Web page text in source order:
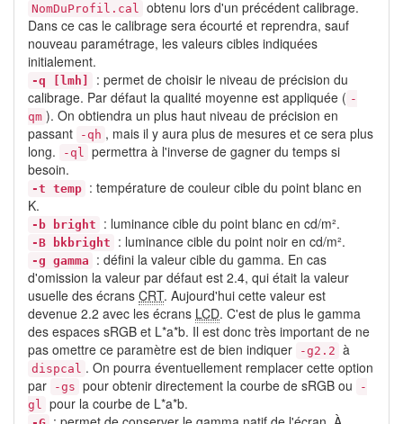
NomDuProfil.cal obtenu lors d'un précédent calibrage.
Dans ce cas le calibrage sera écourté et reprendra, sauf
nouveau paramétrage, les valeurs cibles indiquées
initialement.
-q [lmh]
: permet de choisir le niveau de précision du
calibrage. Par défaut la qualité moyenne est appliquée ( -
qm ). On obtiendra un plus haut niveau de précision en
passant
-qh , mais il y aura plus de mesures et ce sera plus
long.
-ql permettra à l'inverse de gagner du temps si
besoin.
-t temp : température de couleur cible du point blanc en
K.
-b bright : luminance cible du point blanc en cd/m².
-B bkbright : luminance cible du point noir en cd/m².
-g gamma
: défini la valeur cible du gamma. En cas
d'omission la valeur par défaut est 2.4, qui était la valeur
usuelle des écrans CRT. Aujourd'hui cette valeur est
devenue 2.2 avec les écrans LCD. C'est de plus le gamma
des espaces sRGB et L*a*b. Il est donc très important de ne
pas omettre ce paramètre est de bien indiquer
-g2.2 à
dispcal . On pourra éventuellement remplacer cette option
par
-gs pour obtenir directement la courbe de sRGB ou
-
gl pour la courbe de L*a*b.